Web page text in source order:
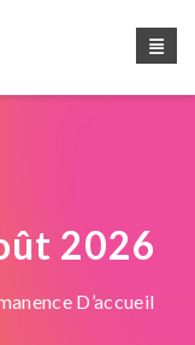
2026
D’accueil